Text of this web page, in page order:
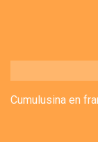
Cumulusina en